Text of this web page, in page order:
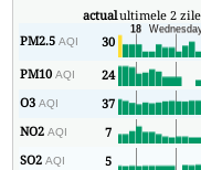
actualultimele 2 zile
PM2.5AQI 30
PM10AQI 24
O3AQI 37
NO2AQI 7
SO2AQI 5